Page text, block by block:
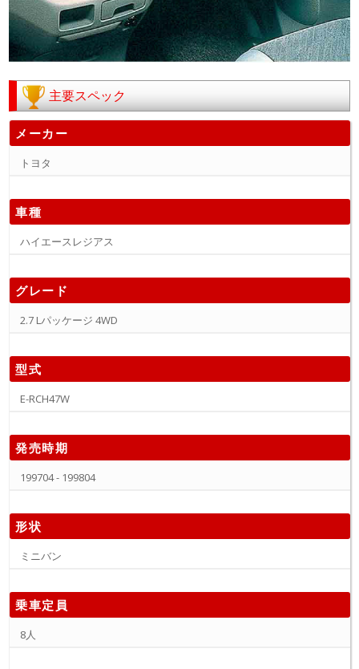
主要スペック
メーカー
トヨタ
車種
ハイエースレジアス
グレード
2.7 Lパッケージ 4WD
型式
E-RCH47W
発売時期
199704 - 199804
形状
ミニバン
乗車定員
8人